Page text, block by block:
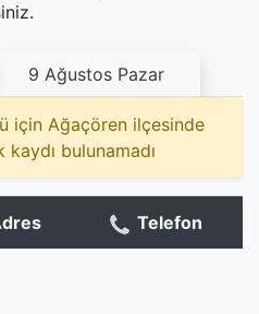
9 Ağustos Pazar
için Ağaçören ilçesinde
bulunamadı
Telefon